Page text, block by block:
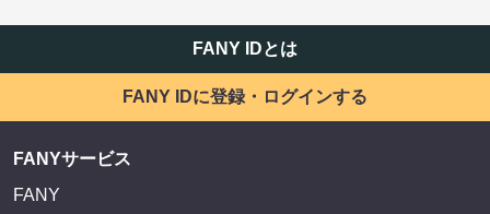
FANY IDとは
FANY IDに登録・ログインする
FANYサービス
FANY